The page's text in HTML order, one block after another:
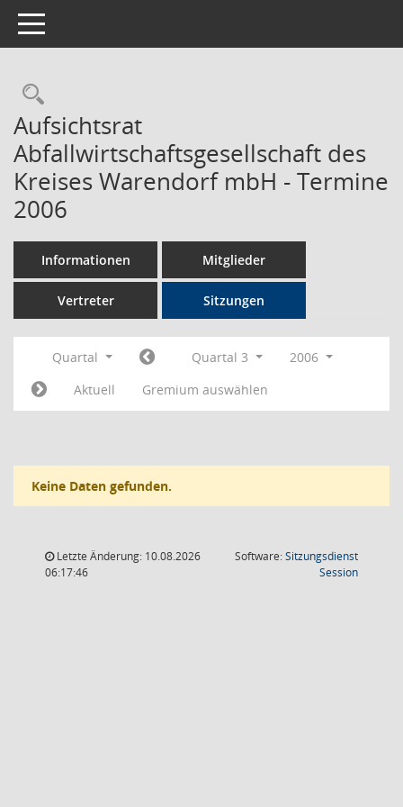
Toggle navigation
Rechercheauswahl
Aufsichtsrat
Abfallwirtschaftsgesellschaft des
Kreises Warendorf mbH - Termine
2006
Informationen Mitglieder
Vertreter Sitzungen
Quartal Quartal 3
2006
Aktuell
Gremium auswählen
Keine Daten gefunden.
Letzte Änderung: 10.08.2026
06:17:46
Software:Sitzungsdienst
Session(Wird in